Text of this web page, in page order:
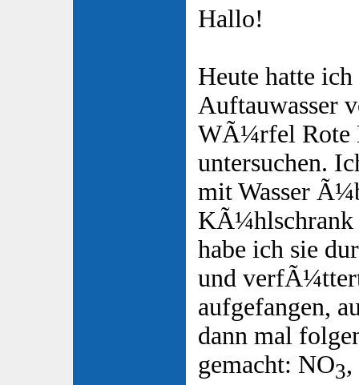
Hallo!
Heute hatte
Auftauwasser
WÃ¼rfel Rote
untersuchen.
mit Wasser
KÃ¼hlschrank
habe ich sie
und
aufgefangen,
dann mal
gemacht: NO3,